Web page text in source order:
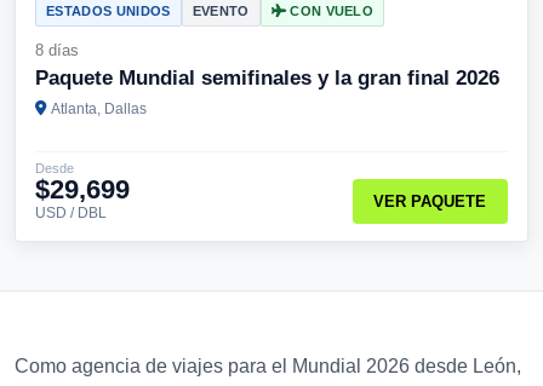
ESTADOS UNIDOS EVENTO CON VUELO
8 días
Paquete Mundial semifinales y la gran final 2026
Atlanta, Dallas
Desde
$29,699
USD / DBL
VER PAQUETE
Como agencia de viajes para el Mundial 2026 desde León,